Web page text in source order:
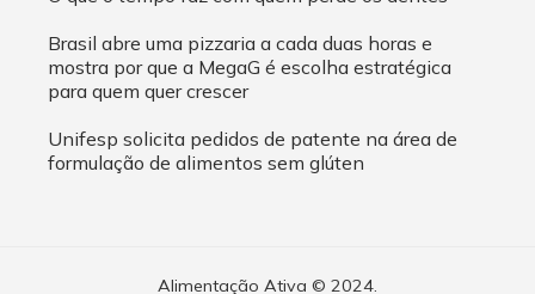
Brasil abre uma pizzaria a cada duas horas e
mostra por que a MegaG é escolha estratégica
para quem quer crescer
Unifesp solicita pedidos de patente na área de
formulação de alimentos sem glúten
Alimentação Ativa © 2024.